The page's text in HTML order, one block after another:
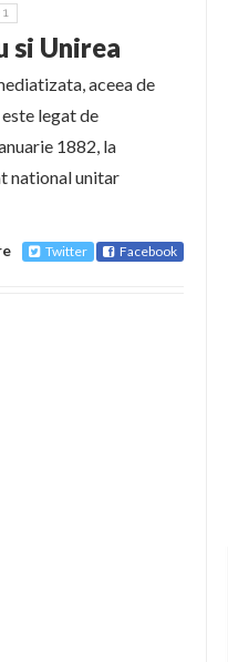
1
si Unirea
aceea de
legat de
1882, la
national unitar
Twitter Facebook